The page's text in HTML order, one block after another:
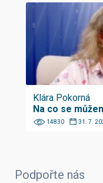
Klára Pokorná
Na co se
14830 31. 7.
Podpořte nás